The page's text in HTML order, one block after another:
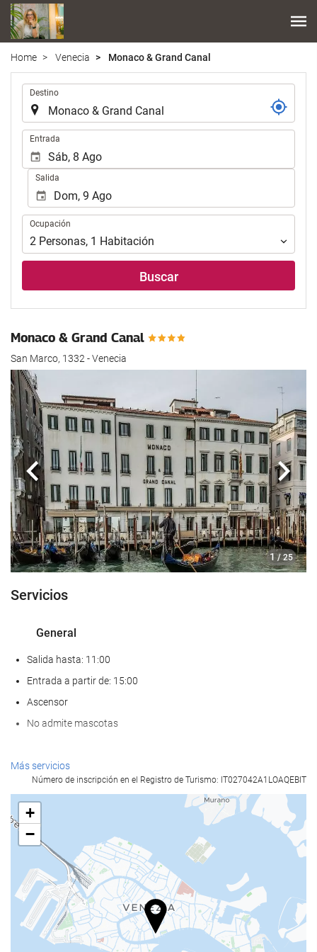
Home Venecia Monaco & Grand Canal
Introduzca
lugar
de
destino
en
que
realizar
búsqueda
de
Destino
Introduzca
las
fechas
inicio
fin
para
realizar
Entrada
Salida
Ocupación
Ocupación
2 Personas, 1 Habitación
Buscar
Monaco & Grand Canal
San Marco, 1332 - Venecia
1 / 25
Anterior
Servicios
General
Salida hasta: 11:00
Entrada a partir de: 15:00
Ascensor
No admite mascotas
Comida y bebida
Restaurante a la carta
Bar
Cafetera en zonas comunes
Servicios de recepción
Recepción 24 horas
Guardaequipaje
Más servicios
Número de inscripción en el Registro de Turismo: IT027042A1LOAQEBIT
+
−